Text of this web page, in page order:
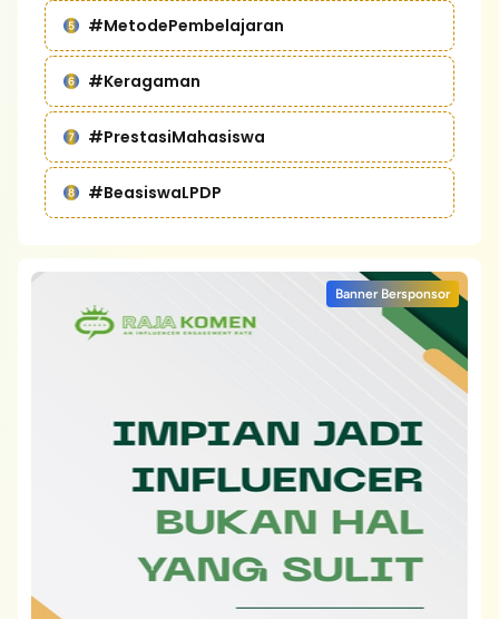
#MetodePembelajaran
#Keragaman
#PrestasiMahasiswa
#BeasiswaLPDP
Banner Bersponsor